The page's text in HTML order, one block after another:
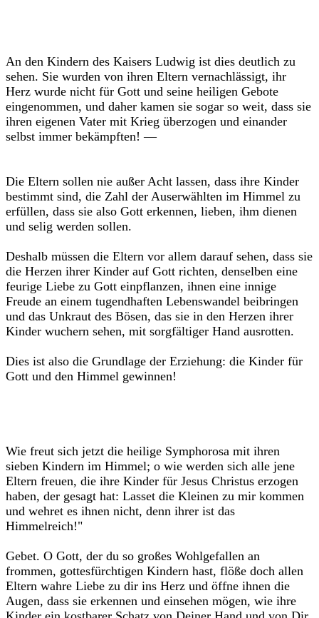
An den Kindern des Kaisers Ludwig ist dies deutlich zu
sehen. Sie wurden von ihren Eltern vernachlässigt, ihr
Herz wurde nicht für Gott und seine heiligen Gebote
eingenommen, und daher kamen sie sogar so weit, dass sie
ihren eigenen Vater mit Krieg überzogen und einander
selbst immer bekämpften! —
Die Eltern sollen nie außer Acht lassen, dass ihre Kinder
bestimmt sind, die Zahl der Auserwählten im Himmel zu
erfüllen, dass sie also Gott erkennen, lieben, ihm dienen
und selig werden sollen.
Deshalb müssen die Eltern vor allem darauf sehen, dass sie
die Herzen ihrer Kinder auf Gott richten, denselben eine
feurige Liebe zu Gott einpflanzen, ihnen eine innige
Freude an einem tugendhaften Lebenswandel beibringen
und das Unkraut des Bösen, das sie in den Herzen ihrer
Kinder wuchern sehen, mit sorgfältiger Hand ausrotten.
Dies ist also die Grundlage der Erziehung: die Kinder für
Gott und den Himmel gewinnen!
Wie freut sich jetzt die heilige Symphorosa mit ihren
sieben Kindern im Himmel; o wie werden sich alle jene
Eltern freuen, die ihre Kinder für Jesus Christus erzogen
haben, der gesagt hat: Lasset die Kleinen zu mir kommen
und wehret es ihnen nicht, denn ihrer ist das
Himmelreich!"
Gebet. O Gott, der du so großes Wohlgefallen an
frommen, gottesfürchtigen Kindern hast, flöße doch allen
Eltern wahre Liebe zu dir ins Herz und öffne ihnen die
Augen, dass sie erkennen und einsehen mögen, wie ihre